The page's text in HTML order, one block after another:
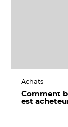
Achats
Comment
est